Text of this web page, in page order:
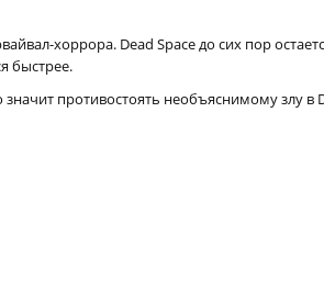
хоррора. Dead Space до сих пор
быстрее.
противостоять необъяснимому злу в